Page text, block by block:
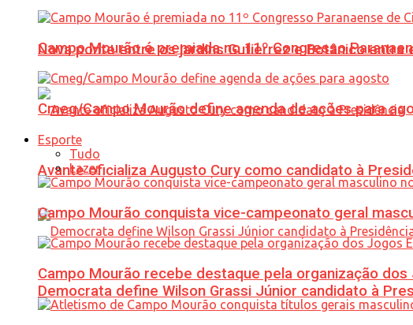
Nova ponte entre os jardins Gutierrez e Botânico
Avante oficializa Augusto Cury como candidato à
Democrata define Wilson Grassi Júnior candidato à
Campo Mourão é premiada no 11º Congresso
Cmeg/Campo Mourão define agenda de ações para
Esporte
Tudo
Lazer
Campo Mourão conquista vice-campeonato geral
Campo Mourão recebe destaque pela organização